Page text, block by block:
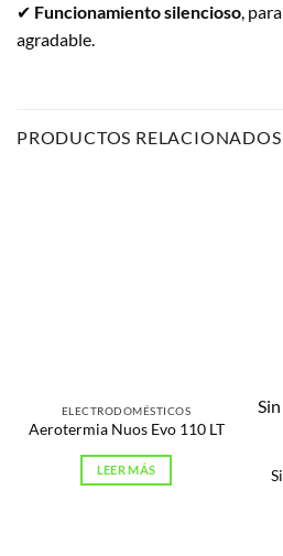
✔ Funcionamiento silencioso,
agradable.
PRODUCTOS RELACIONADOS
ELECTRODOMÉSTICOS
Aerotermia Nuos Evo 110 LT
LEER MÁS